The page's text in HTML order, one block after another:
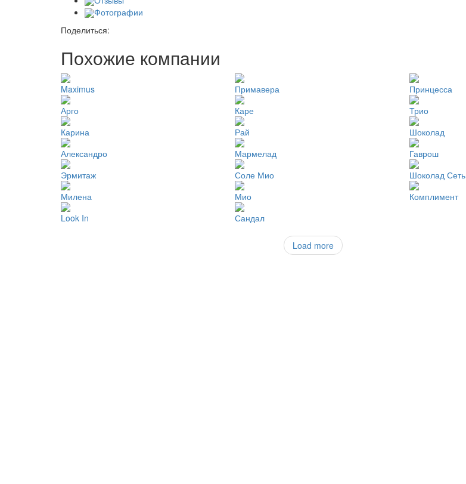
Фотографии
Поделиться:
Похожие компании
Maximus Примавера
Принцесса
Арго
Каре
Трио
Карина
Рай
Шоколад
Александро
Мармелад
Гаврош
Эрмитаж
Соле Мио
Шоколад Сеть
Милена
Мио
Комплимент
Look In
Сандал
Load more